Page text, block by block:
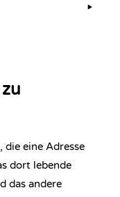
die eine Adresse
dort lebende
das andere
▶